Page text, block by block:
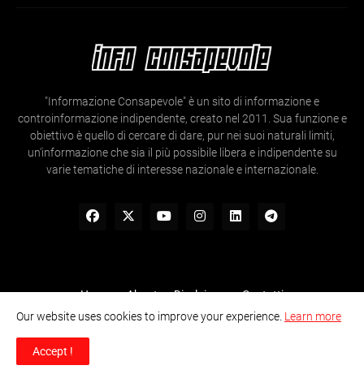
"Informazione Consapevole" è un sito di informazione e
controinformazione indipendente, creato nel 2011. Sua funzione e
obiettivo è quello di cercare di dare, pur nei suoi naturali limiti,
un'informazione che sia il più possibile libera e indipendente su
varie tematiche di interesse nazionale e internazionale.
Informazione Consapevole- Ogni articolo e contenuto presente nel
sito è liberamente utilizzabile sia online che non, previa citazione
Home About Disclaimer
Contatti
Our website uses cookies to improve your experience. Learn more
Accept !